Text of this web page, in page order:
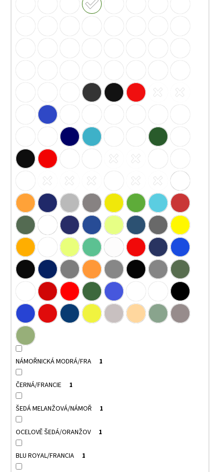
NÁMOŘNICKÁ MODRÁ/FRA 1
ČERNÁ/FRANCIE 1
ŠEDÁ MELANŽOVÁ/NÁMOŘ 1
OCELOVĚ ŠEDÁ/ORANŽOV 1
BLU ROYAL/FRANCIA 1